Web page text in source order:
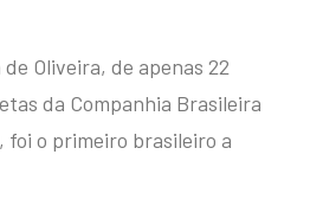
Oliveira, de apenas 22
da Companhia Brasileira
foi o primeiro brasileiro a